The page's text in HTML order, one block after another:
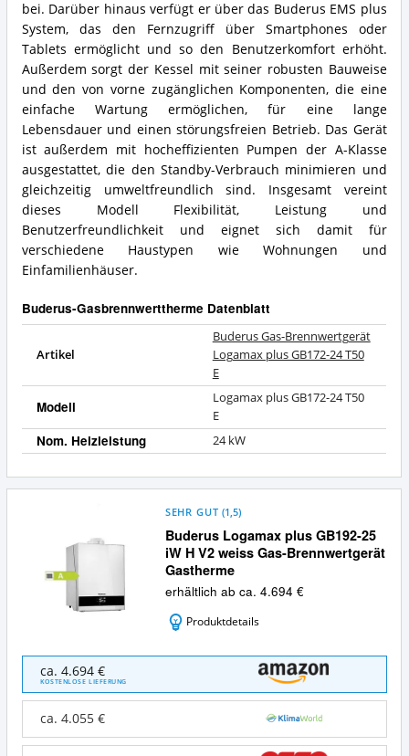
bei. Darüber hinaus verfügt er über das Buderus EMS plus
System, das den Fernzugriff über Smartphones oder
Tablets ermöglicht und so den Benutzerkomfort erhöht.
Außerdem sorgt der Kessel mit seiner robusten Bauweise
und den von vorne zugänglichen Komponenten, die eine
einfache Wartung ermöglichen, für eine lange
Lebensdauer und einen störungsfreien Betrieb. Das Gerät
ist außerdem mit hocheffizienten Pumpen der A-Klasse
ausgestattet, die den Standby-Verbrauch minimieren und
gleichzeitig umweltfreundlich sind. Insgesamt vereint
dieses Modell Flexibilität, Leistung und
Benutzerfreundlichkeit und eignet sich damit für
verschiedene Haustypen wie Wohnungen und
Einfamilienhäuser.
Buderus-Gasbrennwerttherme Datenblatt
Artikel
Buderus Gas-Brennwertgerät
Logamax plus GB172-24 T50
E
Modell
Logamax plus GB172-24 T50
E
Nom. Heizleistung 24 kW
Buderus Logamax plus GB192-25
iW H V2 weiss Gas-Brennwertgerät
Gastherme
SEHR GUT (1,5)
erhältlich ab ca. 4.694 €
Produktdetails
Buderus
Logamax
plus
GB192-
iW
ca. 4.694 €
KOSTENLOSE LIEFERUNG
ca. 4.055 €